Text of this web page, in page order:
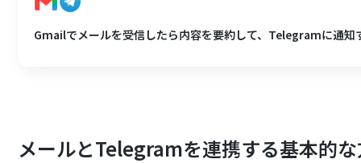
Gmailでメールを受信したら内容を要約して、Telegramに通知
メールとTelegramを連携する基本的